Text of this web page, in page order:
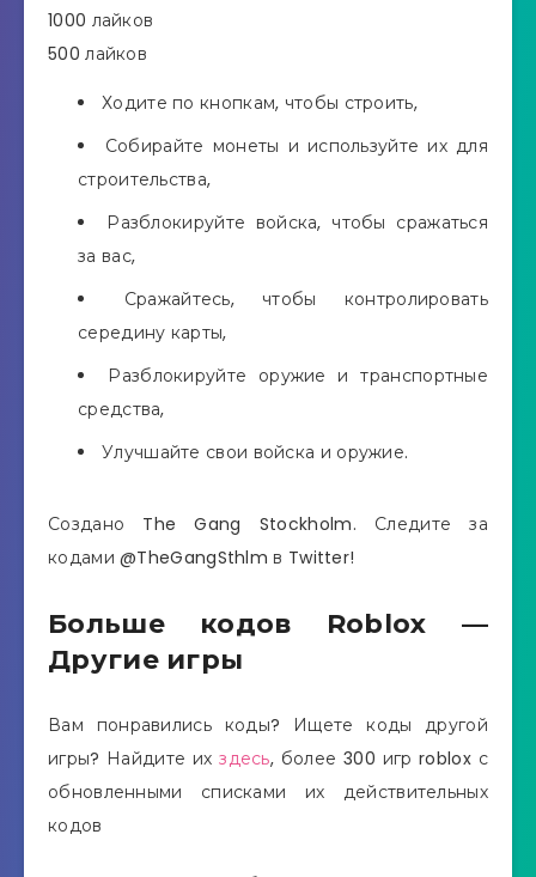
1000 лайков
500 лайков
Ходите по кнопкам, чтобы строить,
Собирайте монеты и используйте их для
строительства,
Разблокируйте войска, чтобы сражаться
за вас,
Сражайтесь, чтобы контролировать
середину карты,
Разблокируйте оружие и транспортные
средства,
Улучшайте свои войска и оружие.
Создано The Gang Stockholm. Следите за
кодами @TheGangSthlm в Twitter!
Больше кодов Roblox —
Другие игры
Вам понравились коды? Ищете коды другой
игры? Найдите ихздесь, более 300 игр roblox с
обновленными списками их действительных
кодов